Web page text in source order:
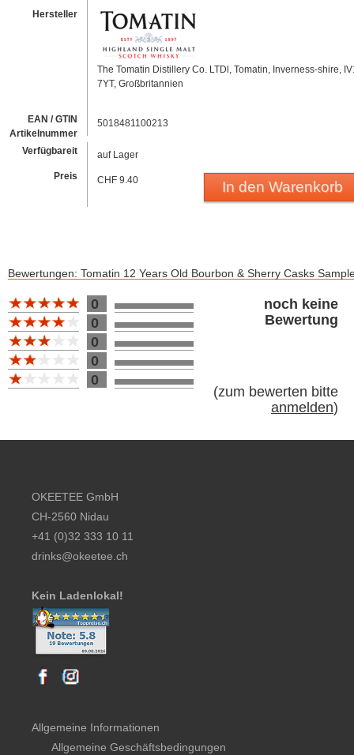
Hersteller
The Tomatin Distillery Co. LTDl, Tomatin, Inverness-shire,
7YT, Großbritannien
EAN / GTIN
Artikelnummer
5018481100213
Verfügbareit
auf Lager
Preis
CHF 9.40 In den Warenkorb
Bewertungen: Tomatin 12 Years Old Bourbon & Sherry Casks
Bewertung 100
0
0
0
0
noch keine
Bewertung
(zum bewerten bitte
anmelden)
OKEETEE GmbH
CH-2560 Nidau
+41 (0)32 333 10 11
drinks@okeetee.ch
Kein Ladenlokal!
Allgemeine Informationen
Allgemeine Geschäftsbedingungen